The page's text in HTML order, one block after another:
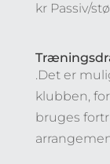
kr Passiv/
.Det er
klubben,
bruges